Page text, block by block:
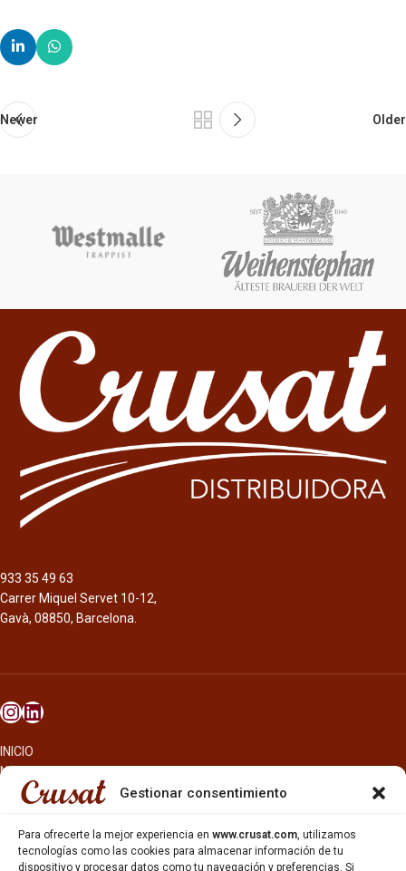
Gestionar consentimiento
Para ofrecerte la mejor experiencia en www.crusat.com, utilizamos
tecnologías como las cookies para almacenar información de tu
dispositivo y procesar datos como tu navegación y preferencias. Si
Newer Older
933 35 49 63
Carrer Miquel Servet 10-12,
Gavà, 08850, Barcelona.
INICIO
NOSOTROS
CERVEZAS
OTROS PRODUCTOS
REPARTO EN BARCELONA